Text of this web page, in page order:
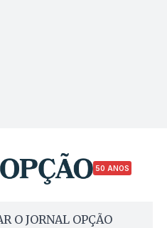
50 ANOS
O JORNAL OPÇÃO